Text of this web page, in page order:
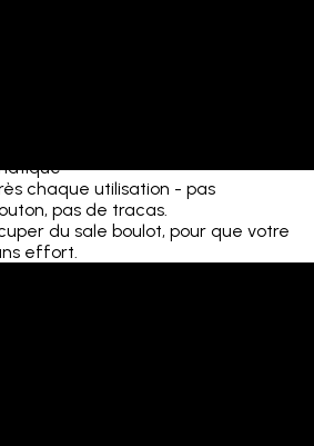
chaque utilisation - pas
pas de tracas.
du sale boulot, pour que votre
effort.